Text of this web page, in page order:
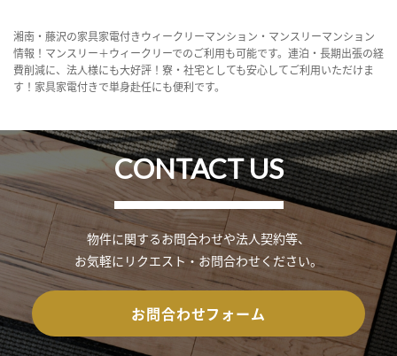
湘南・藤沢の家具家電付きウィークリーマンション・マンスリーマンション
情報！マンスリー＋ウィークリーでのご利用も可能です。連泊・長期出張の経
費削減に、法人様にも大好評！寮・社宅としても安心してご利用いただけま
す！家具家電付きで単身赴任にも便利です。
CONTACT US
物件に関するお問合わせや法人契約等、
お気軽にリクエスト・お問合わせください。
お問合わせフォーム